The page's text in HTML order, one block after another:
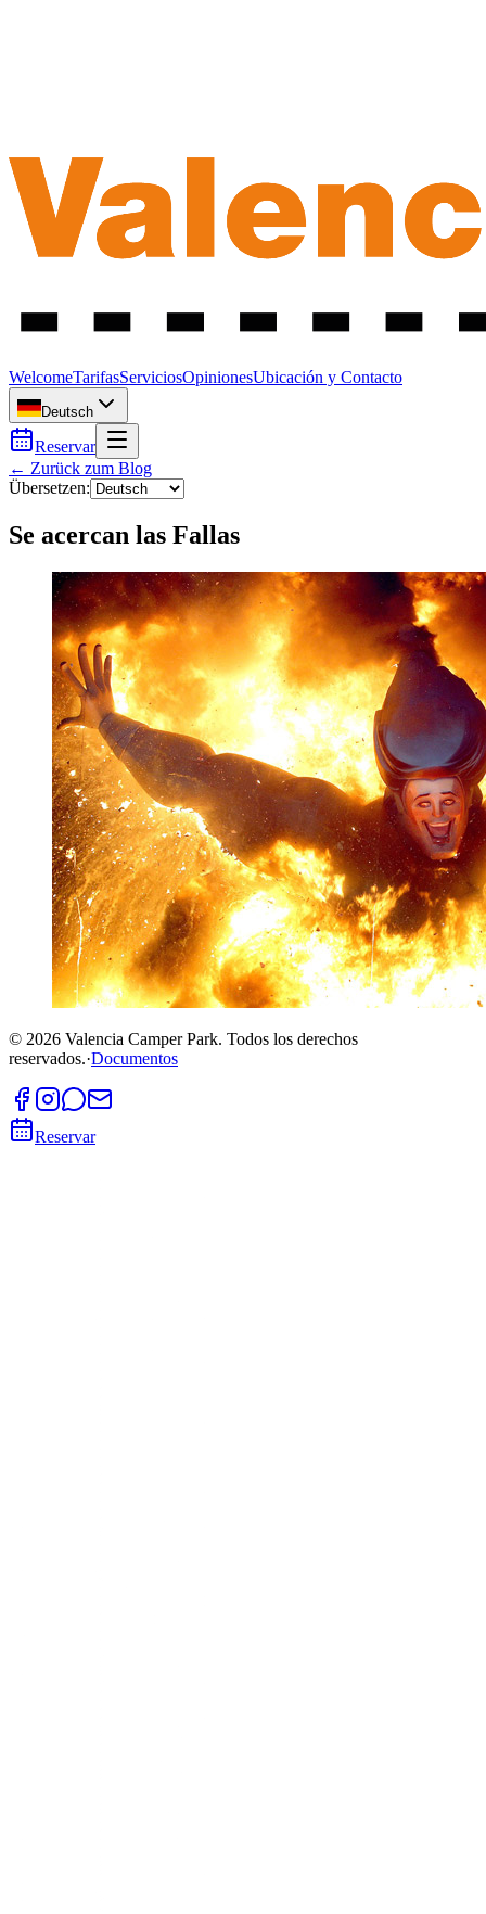
WelcomeTarifasServiciosOpinionesUbicación y Contacto
Deutsch
Reservar
← Zurück zum Blog
Übersetzen:
Se acercan las Fallas
© 2026 Valencia Camper Park. Todos los derechos
reservados.·Documentos
Reservar